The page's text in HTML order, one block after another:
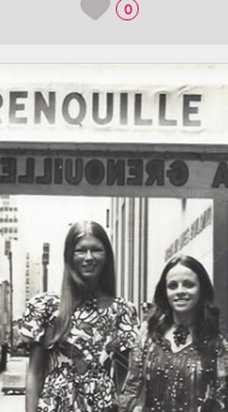
0